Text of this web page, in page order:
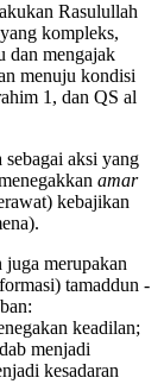
Rasulullah
kompleks,
dan mengajak
menuju kondisi
1, dan QS al
aksi yang
amar
kebajikan
merupakan
tamaddun -
keadilan;
menjadi
kesadaran